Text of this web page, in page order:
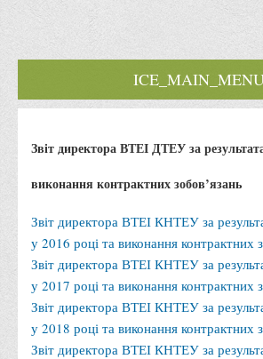
Історія інституту
Публічна інформація
Заходи запобігання протиправним діям
Протидія тероризму та насиллю
Звіт директора ВТЕІ ДТЕУ за
виконання контрактних зобов’язань
Звіт директора ВТЕІ КНТЕУ за
у 2016 році та виконання контрактних
Звіт директора ВТЕІ КНТЕУ за
у 2017 році та виконання контрактних
Звіт директора ВТЕІ КНТЕУ за
у 2018 році та виконання контрактних
Звіт директора ВТЕІ КНТЕУ за